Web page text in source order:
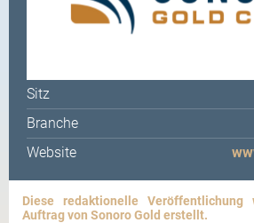
Sitz
Branche
Website
Diese redaktionelle Veröffentlichung
Auftrag von Sonoro Gold erstellt.